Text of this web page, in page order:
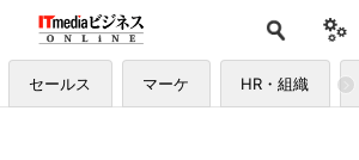
セールス マーケ HR・組織